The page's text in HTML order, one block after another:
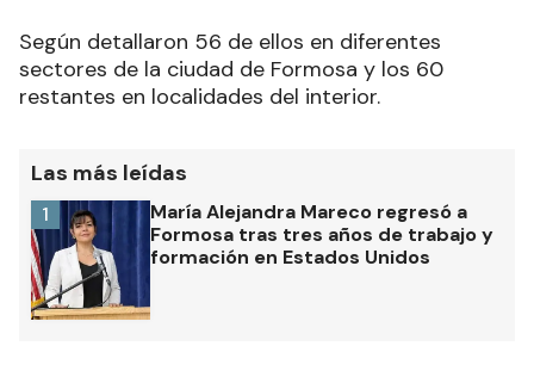
Según detallaron 56 de ellos en diferentes
sectores de la ciudad de Formosa y los 60
restantes en localidades del interior.
Las más leídas
María Alejandra Mareco regresó a
Formosa tras tres años de trabajo y
formación en Estados Unidos
1